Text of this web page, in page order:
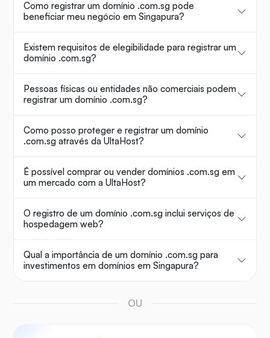
Como registrar um domínio .com.sg pode
beneficiar meu negócio em Singapura?
Existem requisitos de elegibilidade para registrar um
domínio .com.sg?
Pessoas físicas ou entidades não comerciais podem
registrar um domínio .com.sg?
Como posso proteger e registrar um domínio
.com.sg através da UltaHost?
É possível comprar ou vender domínios .com.sg em
um mercado com a UltaHost?
O registro de um domínio .com.sg inclui serviços de
hospedagem web?
Qual a importância de um domínio .com.sg para
investimentos em domínios em Singapura?
OU